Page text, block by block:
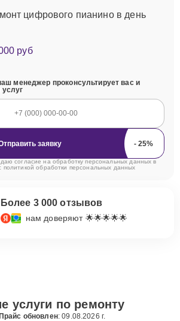
цифрового пианино в день
руб
менеджер проконсультирует вас и
Отправить заявку
согласие на обработку персональных данных в
политикой обработки персональных данных
Более 3 000 отзывов
нам доверяют 🌟🌟🌟🌟🌟
услуги по ремонту
обновлен: 09.08.2026 г.